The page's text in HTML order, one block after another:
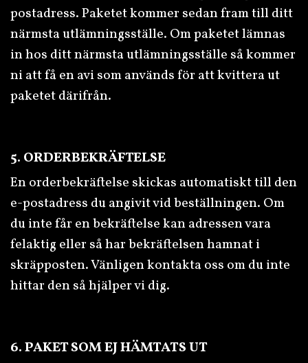
postadress. Paketet kommer sedan fram till ditt
närmsta utlämningsställe. Om paketet lämnas
in hos ditt närmsta utlämningsställe så kommer
ni att få en avi som används för att kvittera ut
paketet därifrån.
5. ORDERBEKRÄFTELSE
En orderbekräftelse skickas automatiskt till den
e-postadress du angivit vid beställningen. Om
du inte får en bekräftelse kan adressen vara
felaktig eller så har bekräftelsen hamnat i
skräpposten. Vänligen kontakta oss om du inte
hittar den så hjälper vi dig.
6. PAKET SOM EJ HÄMTATS UT